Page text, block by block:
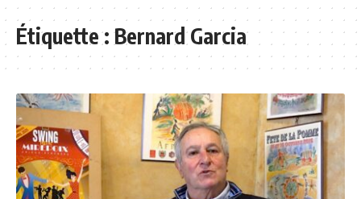
Étiquette :Bernard Garcia